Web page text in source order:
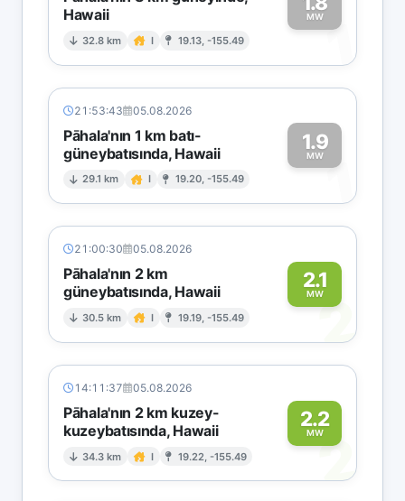
Hawaii
32.8 km I 19.13, -155.49
MW1
21:53:43 05.08.2026
Pāhala'nın 1 km batı-
güneybatısında, Hawaii
29.1 km I 19.20, -155.49
1.9
MW1
21:00:30 05.08.2026
Pāhala'nın 2 km
güneybatısında, Hawaii
30.5 km I 19.19, -155.49
2.1
MW
2
14:11:37 05.08.2026
Pāhala'nın 2 km kuzey-
kuzeybatısında, Hawaii
34.3 km I 19.22, -155.49
2.2
MW2